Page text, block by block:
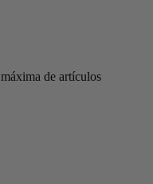
de artículos